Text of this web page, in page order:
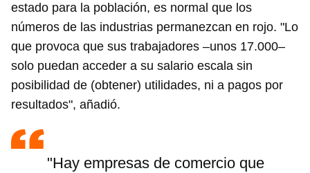
estado para la población, es normal que los
números de las industrias permanezcan en rojo. "Lo
que provoca que sus trabajadores –unos 17.000–
solo puedan acceder a su salario escala sin
posibilidad de (obtener) utilidades, ni a pagos por
resultados", añadió.
"Hay empresas de comercio que